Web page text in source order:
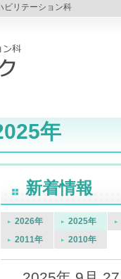
ビリテーション科
年
新着情報
2026年
2025年
2011年
2010年